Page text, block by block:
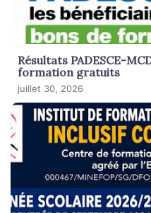
Résultats PADESCE-
formation gratuits
juillet 30, 2026